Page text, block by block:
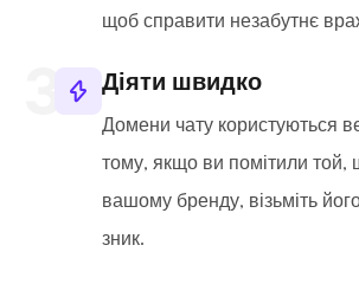
щоб справити незабутнє
Діяти швидко
Домени чату користуються
тому, якщо ви помітили той,
вашому бренду, візьміть
зник.